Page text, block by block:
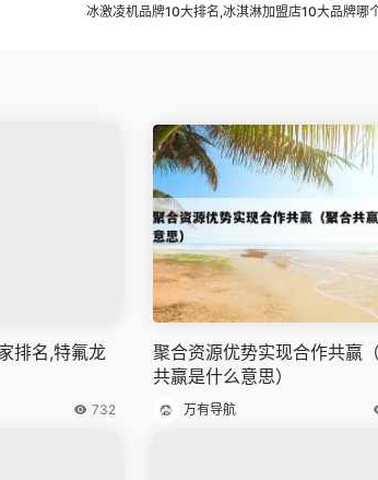
冰激凌机品牌10大排名,冰淇淋加盟店10大品牌哪
排名,特氟龙
732
聚合资源优势实现合作共赢
共赢是什么意思）
万有导航